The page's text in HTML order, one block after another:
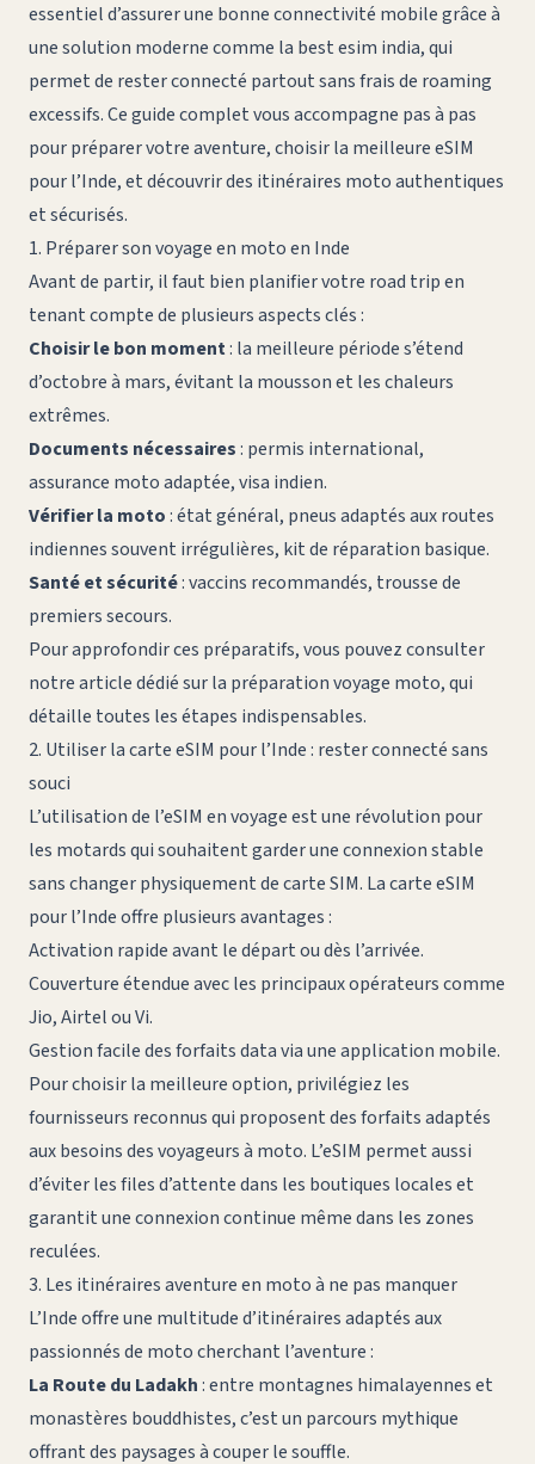
essentiel d’assurer une bonne connectivité mobile grâce à
une solution moderne comme la best esim india, qui
permet de rester connecté partout sans frais de roaming
excessifs. Ce guide complet vous accompagne pas à pas
pour préparer votre aventure, choisir la meilleure eSIM
pour l’Inde, et découvrir des itinéraires moto authentiques
et sécurisés.
1. Préparer son voyage en moto en Inde
Avant de partir, il faut bien planifier votre road trip en
tenant compte de plusieurs aspects clés :
Choisir le bon moment: la meilleure période s’étend
d’octobre à mars, évitant la mousson et les chaleurs
extrêmes.
Documents nécessaires: permis international,
assurance moto adaptée, visa indien.
Vérifier la moto: état général, pneus adaptés aux routes
indiennes souvent irrégulières, kit de réparation basique.
Santé et sécurité: vaccins recommandés, trousse de
premiers secours.
Pour approfondir ces préparatifs, vous pouvez consulter
notre article dédié sur la préparation voyage moto, qui
détaille toutes les étapes indispensables.
2. Utiliser la carte eSIM pour l’Inde : rester connecté sans
souci
L’utilisation de l’eSIM en voyage est une révolution pour
les motards qui souhaitent garder une connexion stable
sans changer physiquement de carte SIM. Lacarte eSIM
pour l’Indeoffre plusieurs avantages :
Activation rapide avant le départ ou dès l’arrivée.
Couverture étendue avec les principaux opérateurs comme
Jio, Airtel ou Vi.
Gestion facile des forfaits data via une application mobile.
Pour choisir la meilleure option, privilégiez les
fournisseurs reconnus qui proposent des forfaits adaptés
aux besoins des voyageurs à moto. L’eSIM permet aussi
d’éviter les files d’attente dans les boutiques locales et
garantit une connexion continue même dans les zones
reculées.
3. Les itinéraires aventure en moto à ne pas manquer
L’Inde offre une multitude d’itinéraires adaptés aux
passionnés de moto cherchant l’aventure :
La Route du Ladakh: entre montagnes himalayennes et
monastères bouddhistes, c’est un parcours mythique
offrant des paysages à couper le souffle.